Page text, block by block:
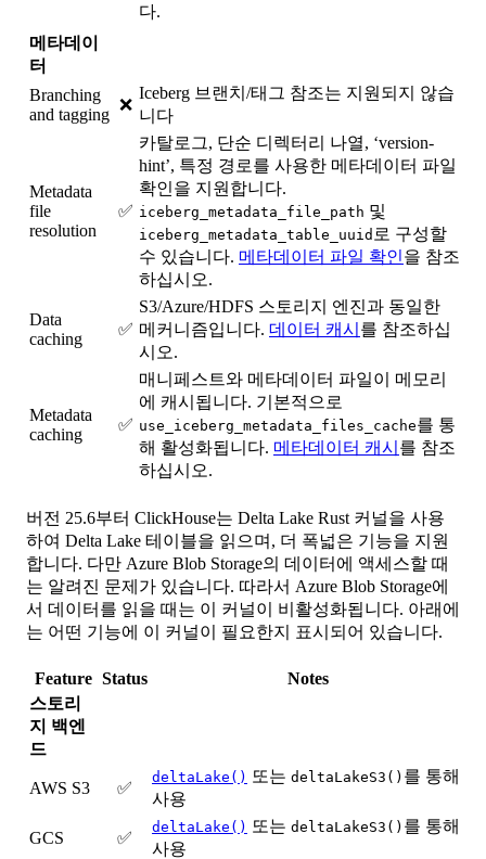
다.
메타데이
터
Branching
and tagging
❌
Iceberg 브랜치/태그 참조는 지원되지 않습
니다
Metadata
file
resolution
✅
카탈로그, 단순 디렉터리 나열, ‘version-
hint’, 특정 경로를 사용한 메타데이터 파일
확인을 지원합니다.
iceberg_metadata_file_path 및
iceberg_metadata_table_uuid 로 구성할
수 있습니다. 메타데이터 파일 확인을 참조
하십시오.
Data
caching
✅
S3/Azure/HDFS 스토리지 엔진과 동일한
메커니즘입니다. 데이터 캐시 를 참조하십
시오.
Metadata
caching
✅
매니페스트와 메타데이터 파일이 메모리
에 캐시됩니다. 기본적으로
use_iceberg_metadata_files_cache를 통
해 활성화됩니다. 메타데이터 캐시 를 참조
하십시오.
버전 25.6부터 ClickHouse는 Delta Lake Rust 커널을 사용
하여 Delta Lake 테이블을 읽으며, 더 폭넓은 기능을 지원
합니다. 다만 Azure Blob Storage의 데이터에 액세스할 때
는 알려진 문제가 있습니다. 따라서 Azure Blob Storage에
서 데이터를 읽을 때는 이 커널이 비활성화됩니다. 아래에
는 어떤 기능에 이 커널이 필요한지 표시되어 있습니다.
Feature Status
Notes
스토리
지 백엔
드
AWS S3 ✅
deltaLake() 또는 deltaLakeS3() 를 통해
사용
GCS ✅
deltaLake() 또는 deltaLakeS3() 를 통해
사용